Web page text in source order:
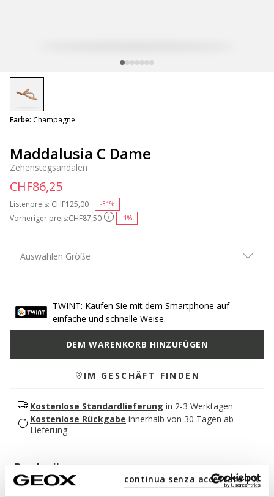
continua senza accettare | X
Maddalusia C Dame
Zehenstegsandalen
Vorheriger preis:CHF87,50 -1%
Listenpreis: Price reduced from
CHF125,00 -31%
CHF86,25
Farbe: Champagne
selected
Auswählen Größe
TWINT: Kaufen Sie mit dem Smartphone auf
einfache und schnelle Weise.
DEM WARENKORB HINZUFÜGEN
IM GESCHÄFT FINDEN
Kostenlose Standardlieferung in 2-3 Werktagen
Kostenlose Rückgabe innerhalb von 30 Tagen ab
Lieferung
Beschreibung
Leichte und atmungsaktive flache Damensandale mit